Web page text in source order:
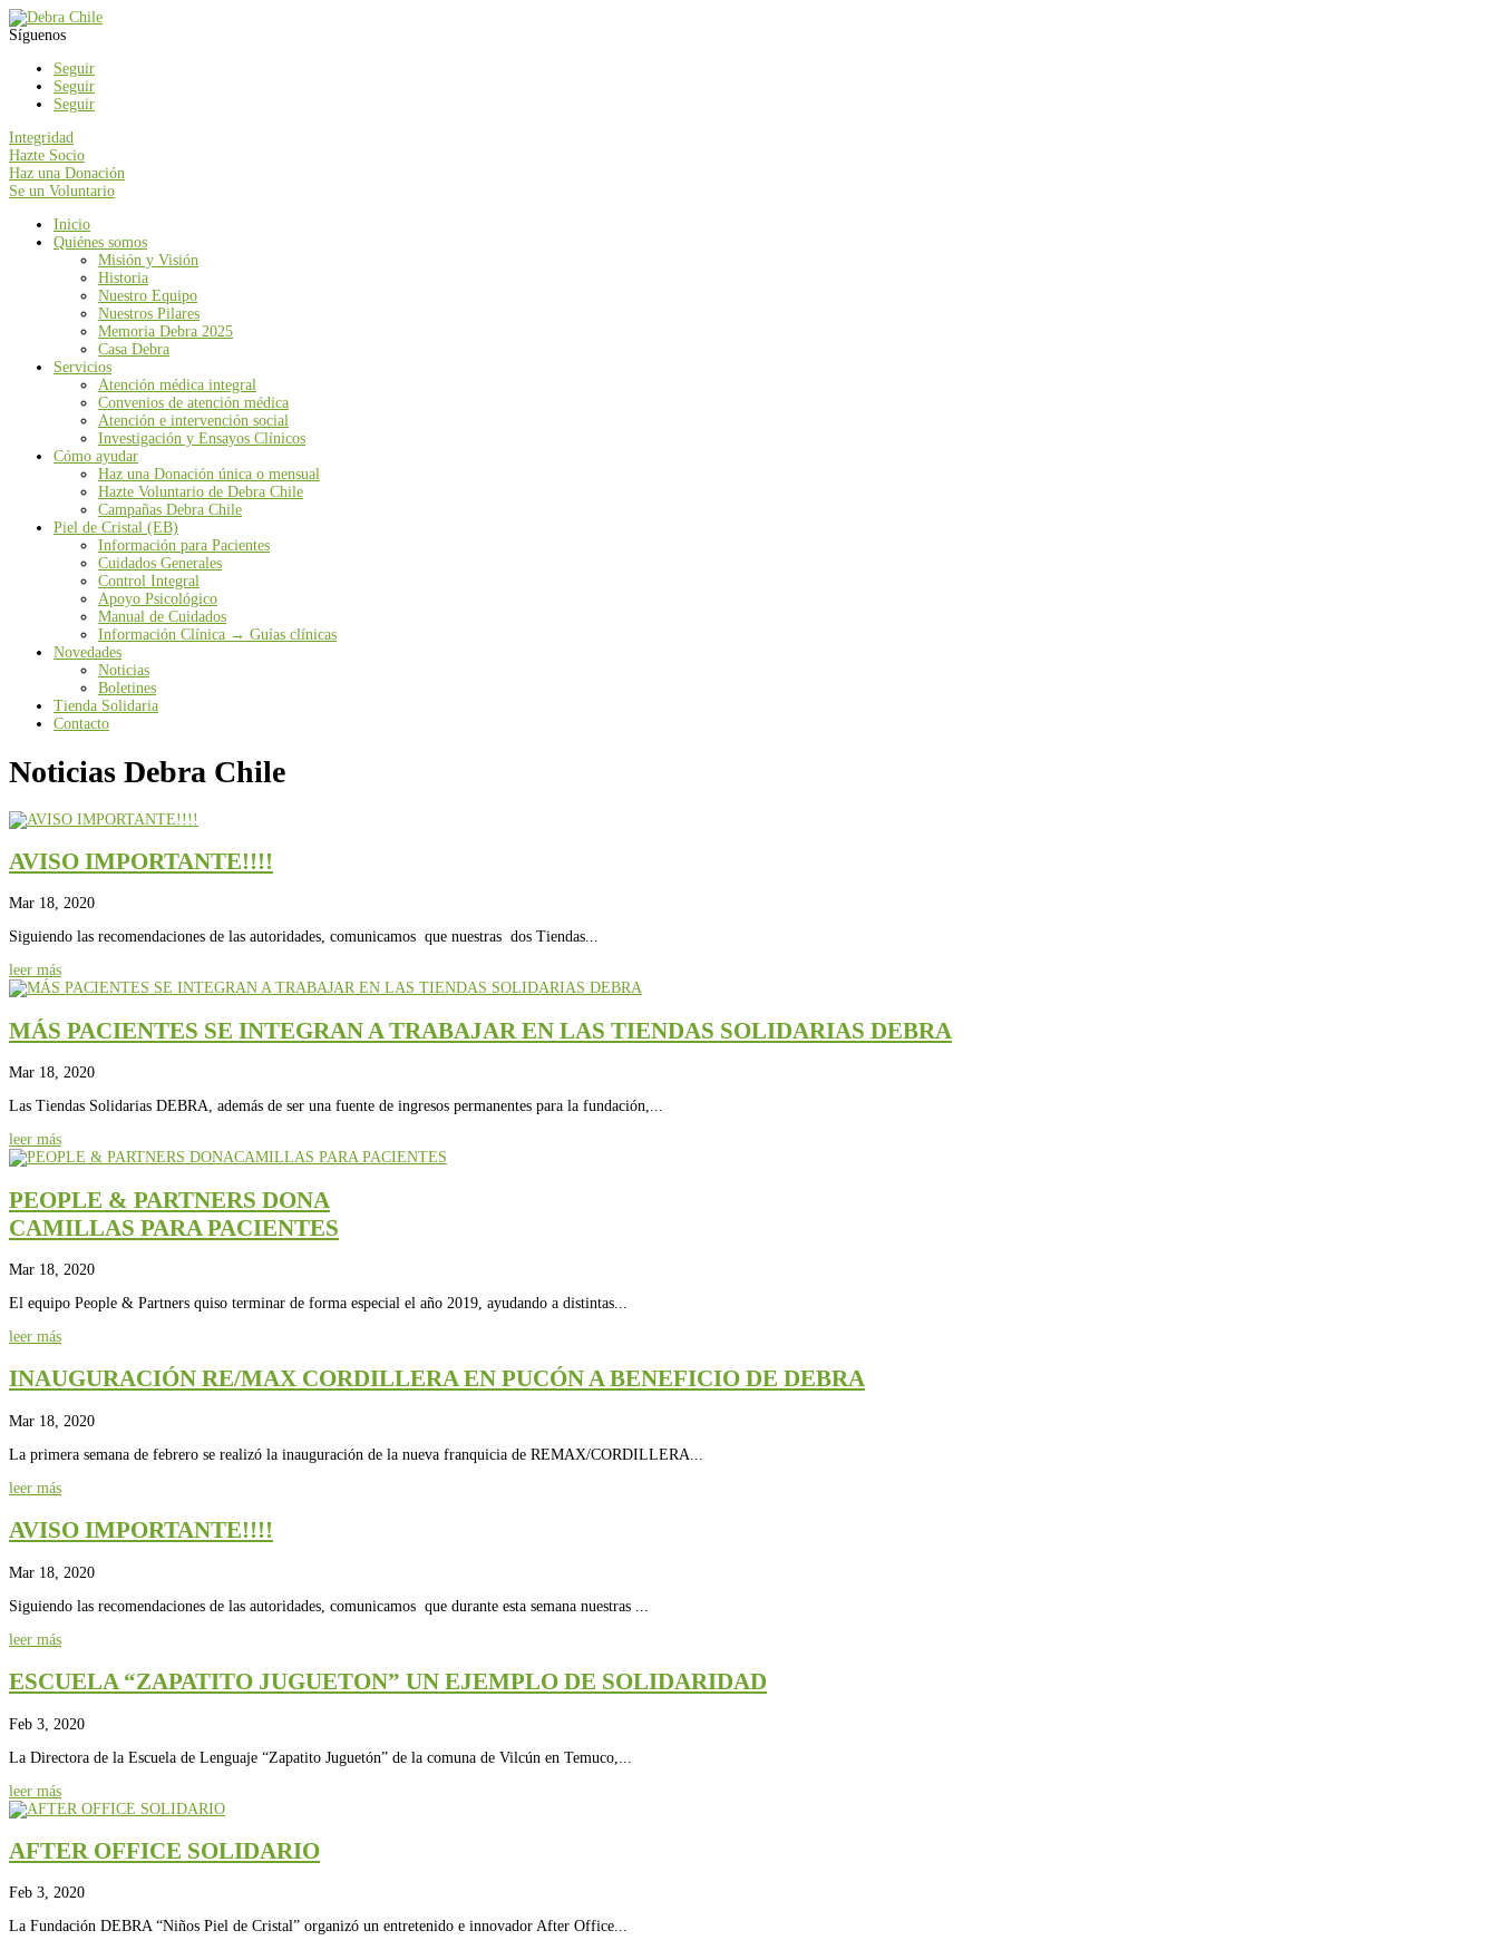
Síguenos
Seguir
Seguir
Seguir
Integridad
Hazte Socio
Haz una Donación
Se un Voluntario
Inicio
Quiénes somos
Misión y Visión
Historia
Nuestro Equipo
Nuestros Pilares
Memoria Debra 2025
Casa Debra
Servicios
Atención médica integral
Convenios de atención médica
Atención e intervención social
Investigación y Ensayos Clínicos
Cómo ayudar
Haz una Donación única o mensual
Hazte Voluntario de Debra Chile
Campañas Debra Chile
Piel de Cristal (EB)
Información para Pacientes
Cuidados Generales
Control Integral
Apoyo Psicológico
Manual de Cuidados
Información Clínica → Guías clínicas
Novedades
Noticias
Boletines
Tienda Solidaria
Contacto
Noticias Debra Chile
AVISO IMPORTANTE!!!!
Mar 18, 2020
Siguiendo las recomendaciones de las autoridades, comunicamos que nuestras dos Tiendas...
leer más
MÁS PACIENTES SE INTEGRAN A TRABAJAR EN LAS TIENDAS SOLIDARIAS DEBRA
Mar 18, 2020
Las Tiendas Solidarias DEBRA, además de ser una fuente de ingresos permanentes para la fundación,...
leer más
PEOPLE & PARTNERS DONA
CAMILLAS PARA PACIENTES
Mar 18, 2020
El equipo People & Partners quiso terminar de forma especial el año 2019, ayudando a distintas...
leer más
INAUGURACIÓN RE/MAX CORDILLERA EN PUCÓN A BENEFICIO DE DEBRA
Mar 18, 2020
La primera semana de febrero se realizó la inauguración de la nueva franquicia de REMAX/CORDILLERA...
leer más
AVISO IMPORTANTE!!!!
Mar 18, 2020
Siguiendo las recomendaciones de las autoridades, comunicamos que durante esta semana nuestras ...
leer más
ESCUELA “ZAPATITO JUGUETON” UN EJEMPLO DE SOLIDARIDAD
Feb 3, 2020
La Directora de la Escuela de Lenguaje “Zapatito Juguetón” de la comuna de Vilcún en Temuco,...
leer más
AFTER OFFICE SOLIDARIO
Feb 3, 2020
La Fundación DEBRA “Niños Piel de Cristal” organizó un entretenido e innovador After Office...